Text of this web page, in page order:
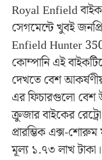
Royal Enfield
সেগমেন্টে খুবই
Enfield Hunter
কোম্পানি এই
দেখতে বেশ
এর ফিচারগুলো বেশ
ক্রুজার বাইকের
প্রারম্ভিক এক্স-
মূল্য ১.৭৩ লাখ টাকা।